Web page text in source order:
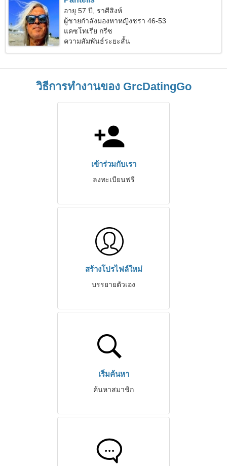
อายุ 57 ปี, ราศีสิงห์
ผู้ชายกำลังมองหาหญิงชรา 46-53
แคซโทเรีย กรีซ
ความสัมพันธ์ระยะสั้น
วิธีการทำงานของ GrcDatingGo
เข้าร่วมกับเรา
ลงทะเบียนฟรี
สร้างโปรไฟล์ใหม่
บรรยายตัวเอง
เริ่มค้นหา
ค้นหาสมาชิก